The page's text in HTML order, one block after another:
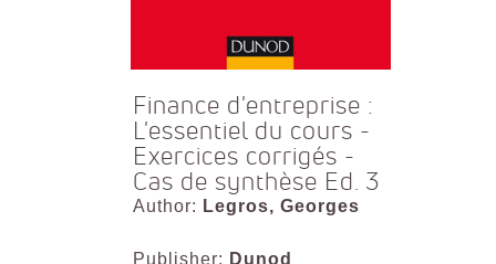
Finance d'entreprise :
L'essentiel du cours -
Exercices corrigés -
Cas de synthèse Ed. 3
Author: Legros, Georges
Publisher: Dunod